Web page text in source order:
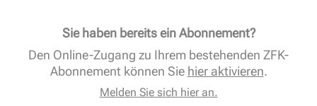
Sie haben bereits ein Abonnement?
Den Online-Zugang zu Ihrem bestehenden ZFK-
Abonnement können Sie hier aktivieren.
Melden Sie sich hier an.